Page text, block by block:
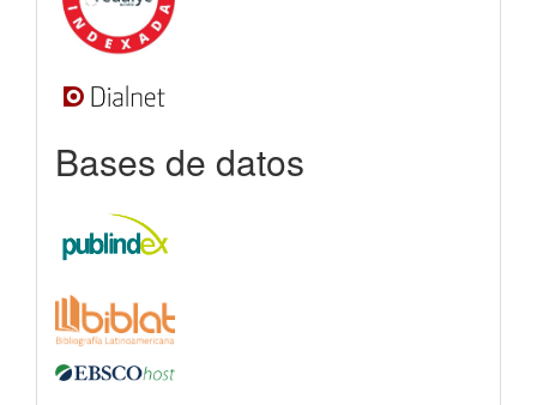
Bases de datos